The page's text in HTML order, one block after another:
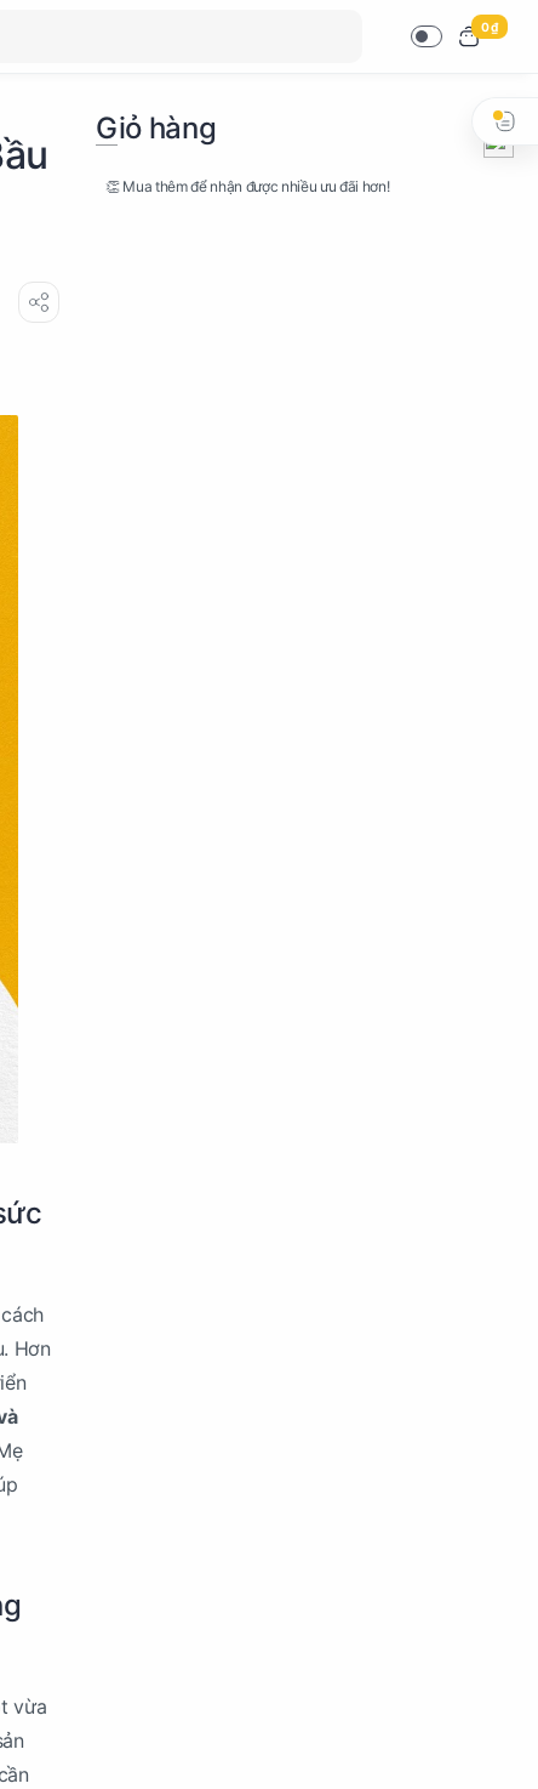
0 ₫
Hơn
vừa
Giỏ hàng
👏 Mua thêm để nhận được nhiều ưu đãi hơn!